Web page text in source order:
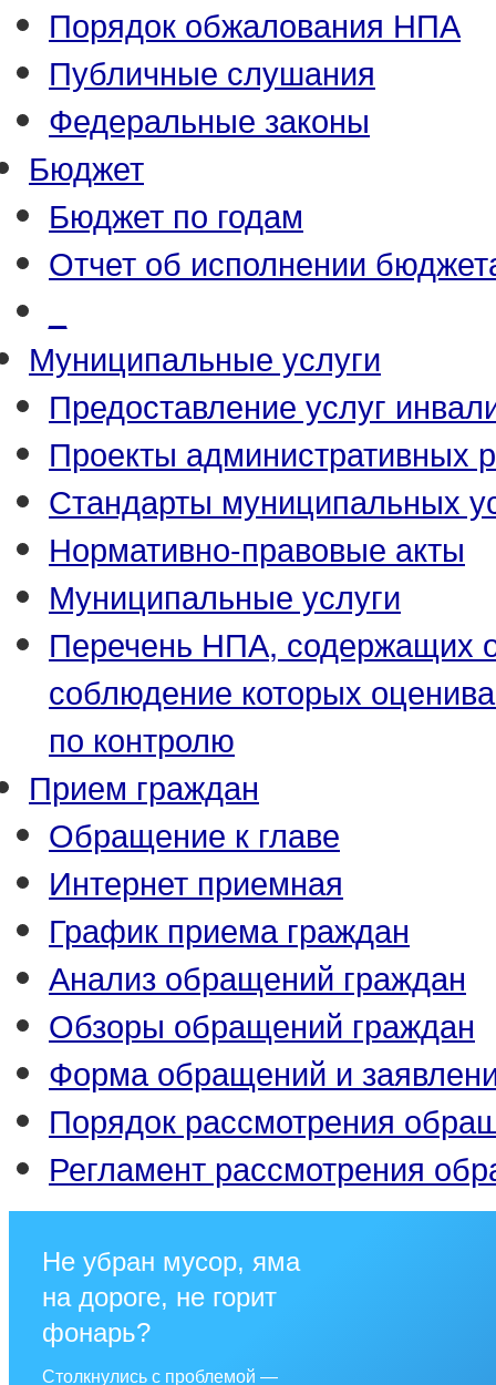
Порядок обжалования НПА
Публичные слушания
Федеральные законы
Бюджет
Бюджет по годам
Отчет об исполнении
Муниципальные услуги
Предоставление услуг
Проекты административных
Стандарты муниципальных
Нормативно-правовые акты
Муниципальные услуги
Перечень НПА, содержащих
соблюдение которых
по контролю
Прием граждан
Обращение к главе
Интернет приемная
График приема граждан
Анализ обращений граждан
Обзоры обращений граждан
Форма обращений и
Порядок рассмотрения
Регламент рассмотрения
Не убран мусор, яма
на дороге, не горит
фонарь?
Столкнулись с проблемой —